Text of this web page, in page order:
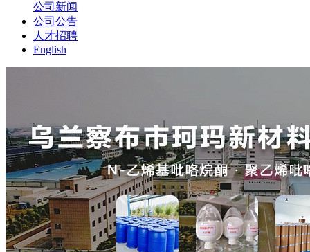
公司新闻
公司公告
人才招聘
English